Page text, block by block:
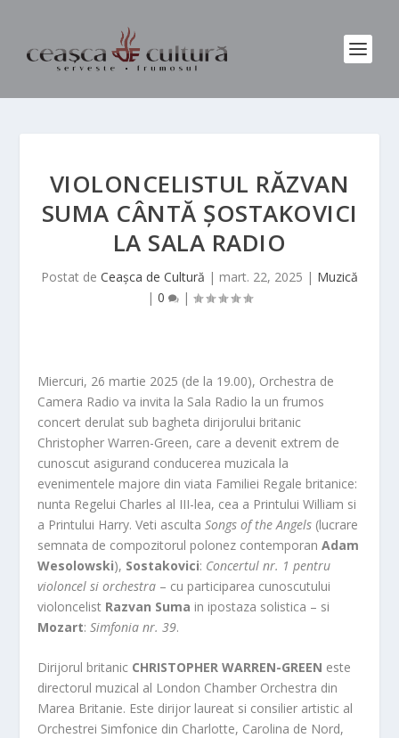
VIOLONCELISTUL RĂZVAN
SUMA CÂNTĂ ȘOSTAKOVICI
LA SALA RADIO
Postat de Ceașca de Cultură | mart. 22, 2025 | Muzică
| 0 |
Miercuri, 26 martie 2025 (de la 19.00), Orchestra de
Camera Radio va invita la Sala Radio la un frumos
concert derulat sub bagheta dirijorului britanic
Christopher Warren-Green, care a devenit extrem de
cunoscut asigurand conducerea muzicala la
evenimentele majore din viata Familiei Regale britanice:
nunta Regelui Charles al III-lea, cea a Printului William si
a Printului Harry. Veti ascultaSongs of the Angels (lucrare
semnata de compozitorul polonez contemporanAdam
Wesolowski), Sostakovici: Concertul nr. 1 pentru
violoncel si orchestra – cu participarea cunoscutului
violoncelist Razvan Suma in ipostaza solistica – si
Mozart:Simfonia nr. 39.
Dirijorul britanic CHRISTOPHER WARREN-GREEN este
directorul muzical al London Chamber Orchestra din
Marea Britanie. Este dirijor laureat si consilier artistic al
Orchestrei Simfonice din Charlotte, Carolina de Nord,